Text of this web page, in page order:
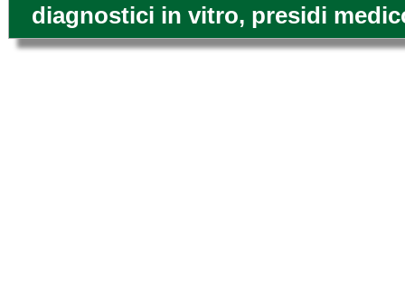
diagnostici in vitro, presidi